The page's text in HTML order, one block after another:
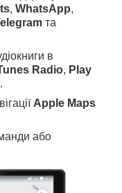
, WhatsApp,
та
в
Radio, Play
Apple Maps
або